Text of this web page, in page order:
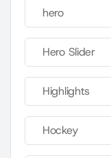
hero
Hero Slider
Highlights
Hockey